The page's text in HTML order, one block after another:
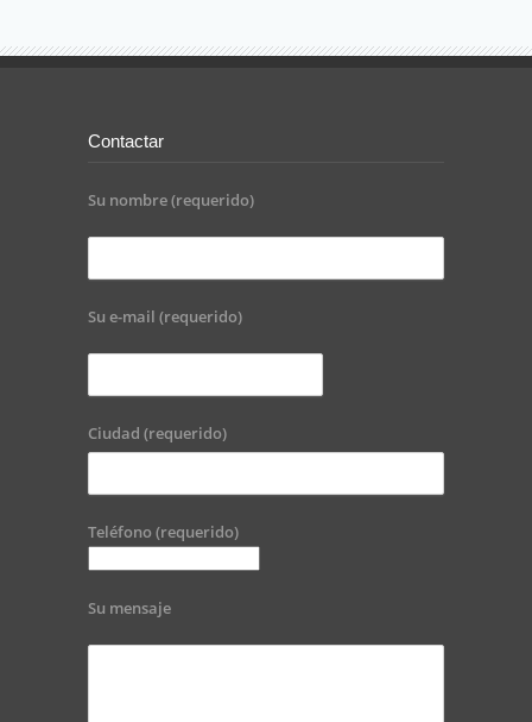
Contactar
Su nombre (requerido)
Su e-mail (requerido)
Ciudad (requerido)
Teléfono (requerido)
Su mensaje